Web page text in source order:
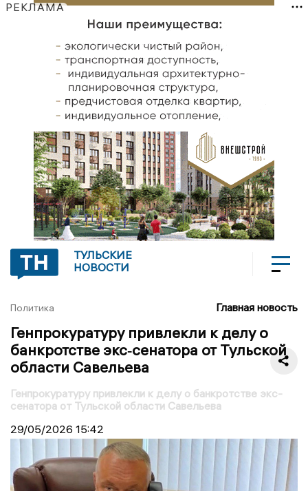
РЕКЛАМА
ТУЛЬСКИЕ
НОВОСТИ
Политика Главная новость
Генпрокуратуру привлекли к делу о
банкротстве экс‑сенатора от Тульской
области Савельева
Генпрокуратуру привлекли к делу о банкротстве экс-
сенатора от Тульской области Савельева
29/05/2026 15:42